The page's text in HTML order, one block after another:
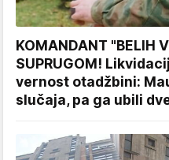
KOMANDANT "BELIH
SUPRUGOM!
vernost otadžbini:
slučaja, pa ga ubili